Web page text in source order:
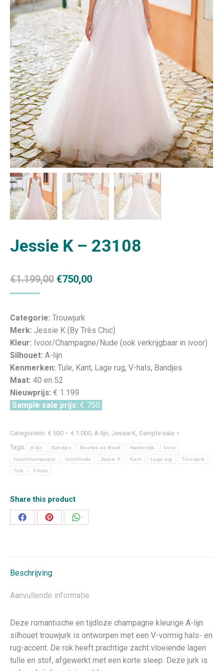
Jessie K – 23108
€1.199,00 Oorspronkelijke
€1.199,00.
€750,00Huidige
€750,00.
Categorie: Trouwjurk
Merk: Jessie K (By Très Chic)
Kleur: Ivoor/Champagne/Nude (ook verkrijgbaar in ivoor)
Silhouet: A-lijn
Kenmerken: Tule, Kant, Lage rug, V-hals, Bandjes
Maat: 40 en 52
Nieuwprijs: € 1.199
Sample sale prijs: € 750
Categorieën: € 500 – € 1.000, A-lijn, Jessie K, Sample sale
Tags:
A-lijn Bandjes Boetiek de Bruid Harderwijk Ivoor
Ivoor/champagne Ivoor/nude Jessie K Kant Lage rug Trouwjurk
Tule V-hals
Share this product
Deel
Deel
Deel
Beschrijving
Aanvullende informatie
Deze romantische en tijdloze champagne kleurige A-lijn
silhouet trouwjurk is ontworpen met een V-vormig hals- en
rug-accent. De rok heeft prachtige zacht vloeiende lagen
tulle en stof, afgewerkt met een korte sleep. Deze jurk is